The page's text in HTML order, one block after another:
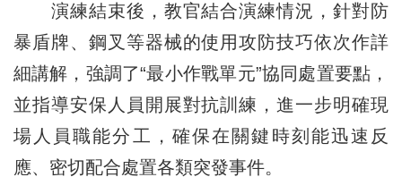
演練結束後，教官結合演練情況，針對防
暴盾牌、鋼叉等器械的使用攻防技巧依次作詳
細講解，強調了“最小作戰單元”協同處置要點，
並指導安保人員開展對抗訓練，進一步明確現
場人員職能分工，確保在關鍵時刻能迅速反
應、密切配合處置各類突發事件。